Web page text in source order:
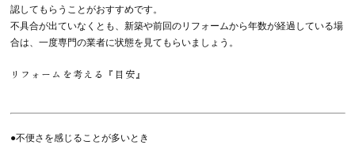
認してもらうことがおすすめです。
不具合が出ていなくとも、新築や前回のリフォームから年数が経過している場
合は、一度専門の業者に状態を見てもらいましょう。
リフォームを考える『目安』
●不便さを感じることが多いとき